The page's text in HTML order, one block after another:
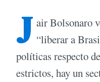
J air Bolsonaro
“liberar a
políticas respecto
estrictos, hay un